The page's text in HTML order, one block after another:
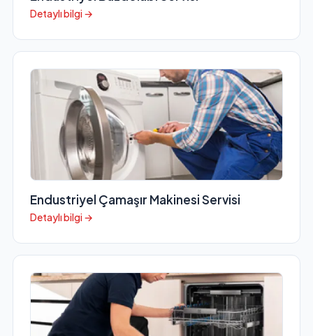
Detaylı bilgi →
Endustriyel Çamaşır Makinesi Servisi
Detaylı bilgi →